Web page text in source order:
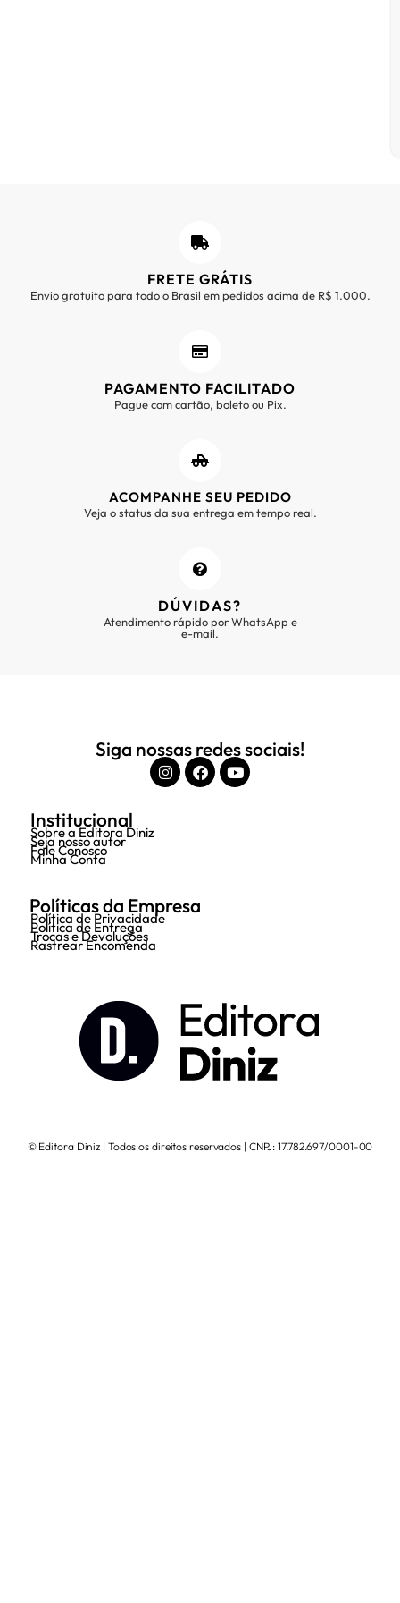
FRETE GRÁTIS
Envio gratuito para todo o Brasil em pedidos acima de R$ 1.000.
PAGAMENTO FACILITADO
Pague com cartão, boleto ou Pix.
ACOMPANHE SEU PEDIDO
Veja o status da sua entrega em tempo real.
DÚVIDAS?
Atendimento rápido por WhatsApp e
e-mail.
Siga nossas redes sociais!
Institucional
Sobre a Editora Diniz
Seja nosso autor
Fale Conosco
Minha Conta
Políticas da Empresa
Política de Privacidade
Política de Entrega
Trocas e Devoluções
Rastrear Encomenda
© Editora Diniz | Todos os direitos reservados | CNPJ: 17.782.697/0001-00